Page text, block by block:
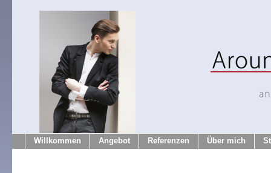
Willkommen Angebot Referenzen Über mich